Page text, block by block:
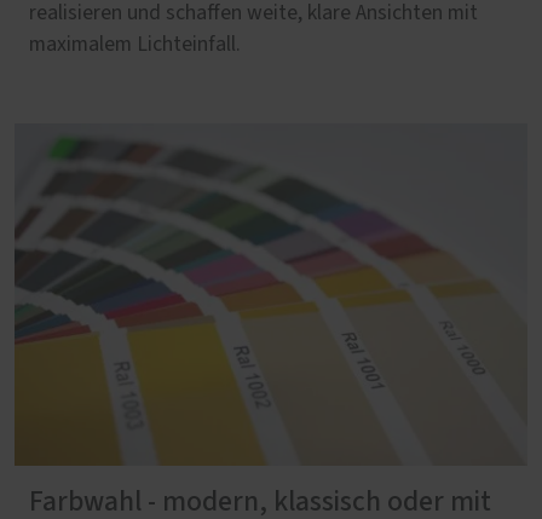
realisieren und schaffen weite, klare Ansichten mit
maximalem Lichteinfall.
Farbwahl - modern, klassisch oder mit